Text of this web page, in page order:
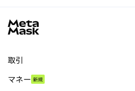
取引
マネー 新規